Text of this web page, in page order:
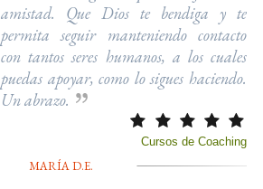
amistad. Que Dios te bendiga y te
permita seguir manteniendo contacto
con tantos seres humanos, a los cuales
puedas apoyar, como lo sigues haciendo.
Un abrazo.
Cursos de Coaching
MARÍA D.E.